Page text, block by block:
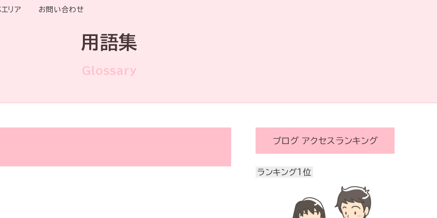
リア お問い合わせ
用語集
Glossary
ブログ アクセスランキング
ランキング1位